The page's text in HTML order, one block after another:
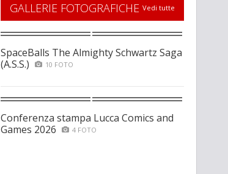
GALLERIE FOTOGRAFICHE Vedi tutte
SpaceBalls The Almighty Schwartz Saga
(A.S.S.)
10 FOTO
Conferenza stampa Lucca Comics and
Games 2026
4 FOTO